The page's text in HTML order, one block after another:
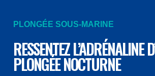
PLONGÉE SOUS-MARINE
RESSENTEZ L’ADRÉNALINE
PLONGÉE NOCTURNE